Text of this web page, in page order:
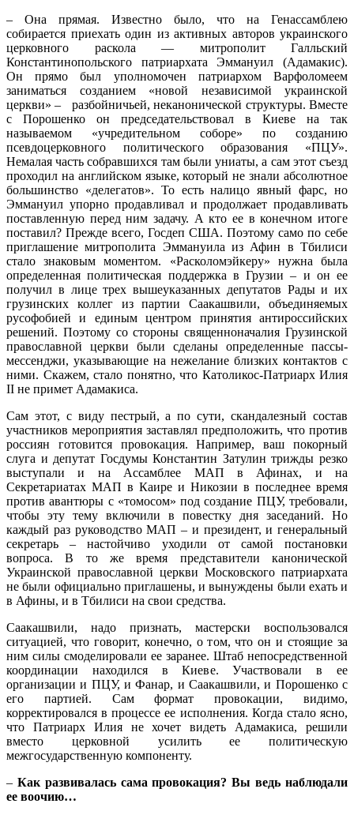
– Она прямая. Известно было, что на Генассамблею
собирается приехать один из активных авторов украинского
церковного раскола — митрополит Галльский
Константинопольского патриархата Эммануил (Адамакис).
Он прямо был уполномочен патриархом Варфоломеем
заниматься созданием «новой независимой украинской
церкви» – разбойничьей, неканонической структуры. Вместе
с Порошенко он председательствовал в Киеве на так
называемом «учредительном соборе» по созданию
псевдоцерковного политического образования «ПЦУ».
Немалая часть собравшихся там были униаты, а сам этот съезд
проходил на английском языке, который не знали абсолютное
большинство «делегатов». То есть налицо явный фарс, но
Эммануил упорно продавливал и продолжает продавливать
поставленную перед ним задачу. А кто ее в конечном итоге
поставил? Прежде всего, Госдеп США. Поэтому само по себе
приглашение митрополита Эммануила из Афин в Тбилиси
стало знаковым моментом. «Расколомэйкеру» нужна была
определенная политическая поддержка в Грузии – и он ее
получил в лице трех вышеуказанных депутатов Рады и их
грузинских коллег из партии Саакашвили, объединяемых
русофобией и единым центром принятия антироссийских
решений. Поэтому со стороны священноначалия Грузинской
православной церкви были сделаны определенные пассы-
мессенджи, указывающие на нежелание близких контактов с
ними. Скажем, стало понятно, что Католикос-Патриарх Илия
II не примет Адамакиса.
Сам этот, с виду пестрый, а по сути, скандалезный состав
участников мероприятия заставлял предположить, что против
россиян готовится провокация. Например, ваш покорный
слуга и депутат Госдумы Константин Затулин трижды резко
выступали и на Ассамблее МАП в Афинах, и на
Секретариатах МАП в Каире и Никозии в последнее время
против авантюры с «томосом» под создание ПЦУ, требовали,
чтобы эту тему включили в повестку дня заседаний. Но
каждый раз руководство МАП – и президент, и генеральный
секретарь – настойчиво уходили от самой постановки
вопроса. В то же время представители канонической
Украинской православной церкви Московского патриархата
не были официально приглашены, и вынуждены были ехать и
в Афины, и в Тбилиси на свои средства.
Саакашвили, надо признать, мастерски воспользовался
ситуацией, что говорит, конечно, о том, что он и стоящие за
ним силы смоделировали ее заранее. Штаб непосредственной
координации находился в Киеве. Участвовали в ее
организации и ПЦУ, и Фанар, и Саакашвили, и Порошенко с
его партией. Сам формат провокации, видимо,
корректировался в процессе ее исполнения. Когда стало ясно,
что Патриарх Илия не хочет видеть Адамакиса, решили
вместо церковной усилить ее политическую
межгосударственную компоненту.
– Как развивалась сама провокация? Вы ведь наблюдали
ее воочию…